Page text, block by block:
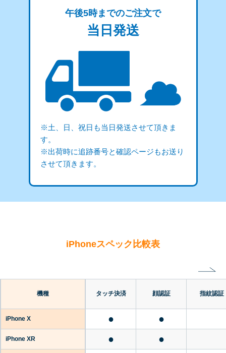
午後5時までのご注文で
当日発送
※土、日、祝日も当日発送させて頂きま
す。
※出荷時に追跡番号と確認ページもお送り
させて頂きます。
iPhoneスペック比較表
機種 タッチ決済 顔認証 指紋認証
iPhone X ● ●
iPhone XR ● ●